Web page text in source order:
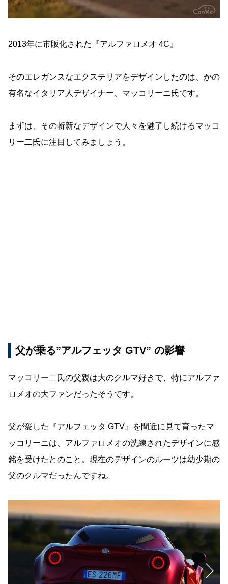
2013年に市販化された『アルファロメオ 4C』
そのエレガンスなエクステリアをデザインしたのは、かの
有名なイタリア人デザイナー、マッコリーニ氏です。
まずは、その斬新なデザインで人々を魅了し続けるマッコ
リー二氏に注目してみましょう。
父が乗る”アルフェッタ GTV” の影響
マッコリー二氏の父親は大のクルマ好きで、特にアルファ
ロメオの大ファンだったそうです。
父が愛した『アルフェッタ GTV』を間近に見て育ったマ
ッコリーニは、アルファロメオの洗練されたデザインに感
銘を受けたとのこと。現在のデザインのルーツは幼少期の
父のクルマだったんですね。